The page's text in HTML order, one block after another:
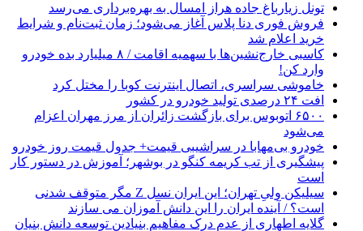
تونل زیارباغ جاده هراز امسال به بهره‌برداری می‌رسد
فروش فوری دنا پلاس آغاز می‌شود؛ زمان ثبت‌نام و شرایط
خرید اعلام شد
کاسبی خارج‌نشین‌ها با سهمیه اقامت / ۸ میلیارد بده خودرو
وارد کن!
خاموشی سراسری، اتصال اینترنت کوبا را مختل کرد
افت ۲۴ درصدی تولید خودرو در کشور
۶۵۰۰ اتوبوس برای بازگشت زائران از مرز مهران اعزام
می‌شود
خودرو بی‌مهابا در سراشیبی قیمت+ جدول قیمت روز خودرو
پیشگیری از تب کریمه کنگو در بوشهر؛ آموزش در دستور کار
است
سیلیکن ولیِ تهران؛ این ایران نسل Z مگر متوقف شدنی
است؟ / آینده ایران را این دانش آموزان می سازند
گلایه اطهاری از عدم درک مفاهیم بنیادین توسعه دانش بنیان